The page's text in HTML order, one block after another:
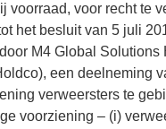
voorraad, voor recht te
het besluit van 5 juli
M4 Global
een deelneming
verweersters te
voorziening – (i)